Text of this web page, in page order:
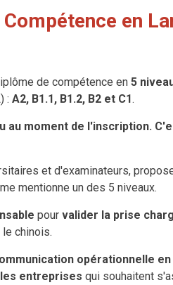
en
de compétence en 5
: A2, B1.1, B1.2, B2 et C1.
au moment de l'inscription.
et d'examinateurs,
mentionne un des 5 niveaux.
pour valider la prise
chinois.
opérationnelle en
les entreprises qui souhaitent